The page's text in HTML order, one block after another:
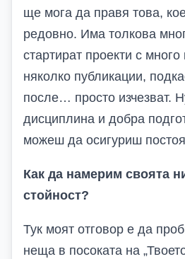
ще мога да правя това,
редовно. Има толкова
стартират проекти с
няколко публикации,
после… просто изчезват.
дисциплина и добра
можеш да осигуриш
Как да намерим своята
стойност?
Тук моят отговор е да
неща в посоката на